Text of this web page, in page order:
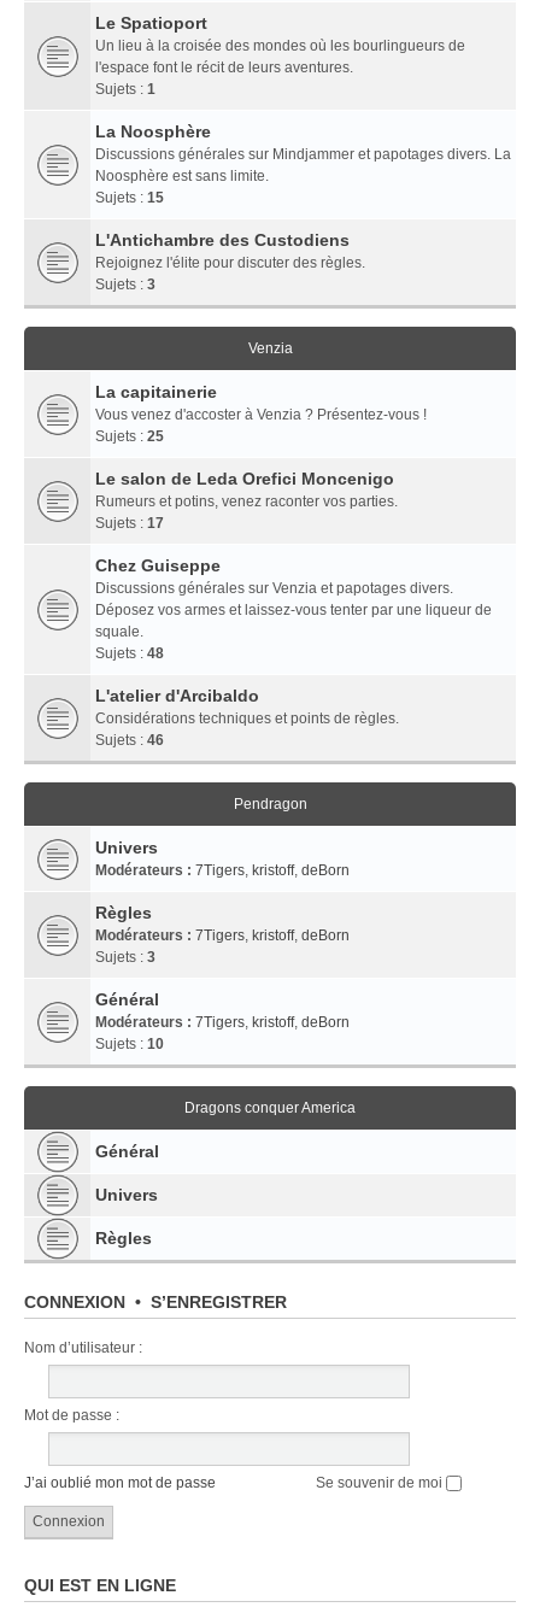
Le Spatioport
Un lieu à la croisée des mondes où les bourlingueurs de
l'espace font le récit de leurs aventures.
Sujets : 1
La Noosphère
Discussions générales sur Mindjammer et papotages divers. La
Noosphère est sans limite.
Sujets : 15
L'Antichambre des Custodiens
Rejoignez l'élite pour discuter des règles.
Sujets : 3
Venzia
La capitainerie
Vous venez d'accoster à Venzia ? Présentez-vous !
Sujets : 25
Le salon de Leda Orefici Moncenigo
Rumeurs et potins, venez raconter vos parties.
Sujets : 17
Chez Guiseppe
Discussions générales sur Venzia et papotages divers.
Déposez vos armes et laissez-vous tenter par une liqueur de
squale.
Sujets : 48
L'atelier d'Arcibaldo
Considérations techniques et points de règles.
Sujets : 46
Pendragon
Univers
Modérateurs : 7Tigers, kristoff, deBorn
Règles
Modérateurs : 7Tigers, kristoff, deBorn
Sujets : 3
Général
Modérateurs : 7Tigers, kristoff, deBorn
Sujets : 10
Dragons conquer America
Général
Univers
Règles
CONNEXION • S’ENREGISTRER
Nom d’utilisateur :
Mot de passe :
J’ai oublié mon mot de passe Se souvenir de moi
QUI EST EN LIGNE